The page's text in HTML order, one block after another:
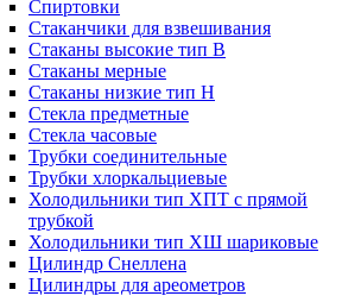
Спиртовки
Стаканчики для взвешивания
Стаканы высокие тип В
Стаканы мерные
Стаканы низкие тип Н
Стекла предметные
Стекла часовые
Трубки соединительные
Трубки хлоркальциевые
Холодильники тип ХПТ с прямой
трубкой
Холодильники тип ХШ шариковые
Цилиндр Снеллена
Цилиндры для ареометров